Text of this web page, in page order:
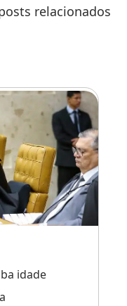
relacionados
idade